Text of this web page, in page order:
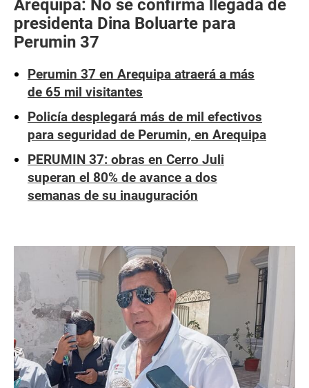
Arequipa: No se confirma llegada de
presidenta Dina Boluarte para
Perumin 37
Perumin 37 en Arequipa atraerá a más
de 65 mil visitantes
Policía desplegará más de mil efectivos
para seguridad de Perumin, en Arequipa
PERUMIN 37: obras en Cerro Juli
superan el 80% de avance a dos
semanas de su inauguración